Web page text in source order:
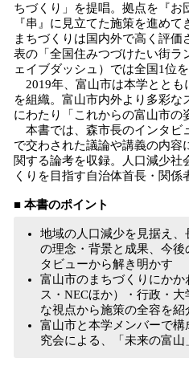
ちづくり」を提唱。拠点を『お
『串』に見立てた施策を進め
まちづくりは国内外で高く評価
表の「全国住みつづけたい街ラ
ェイブダッシュ）では全国1位
2019年、富山市は本学ととも
を組織。富山市内外より多彩
にわたり「これからの富山市の
本書では、森市長のインタビ
で交わされた議論や講義の内容
関する論考を収録。人口減少社
くりを目指す自治体首長・関係
■ 本書のポイント
地域の人口減少を見据え
の理念・背景と成果、今
タビューから解き明かす
富山市のまちづくりにか
ス・NECほか）・行政・
な視点から施策の全容を紹
富山市と本学メンバーで
究会による、「未来の富